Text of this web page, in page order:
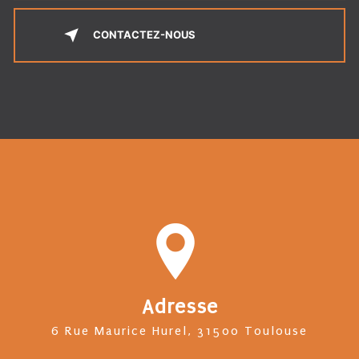
CONTACTEZ-NOUS
Adresse
6 Rue Maurice Hurel, 31500 Toulouse